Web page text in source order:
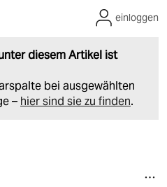
diesem Artikel ist
bei ausgewählten
– hier sind sie zu finden.
einloggen